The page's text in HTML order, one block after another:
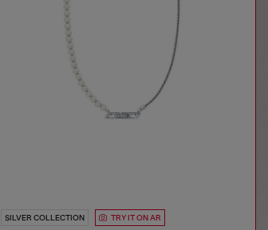
SILVER COLLECTION TRY IT ON AR